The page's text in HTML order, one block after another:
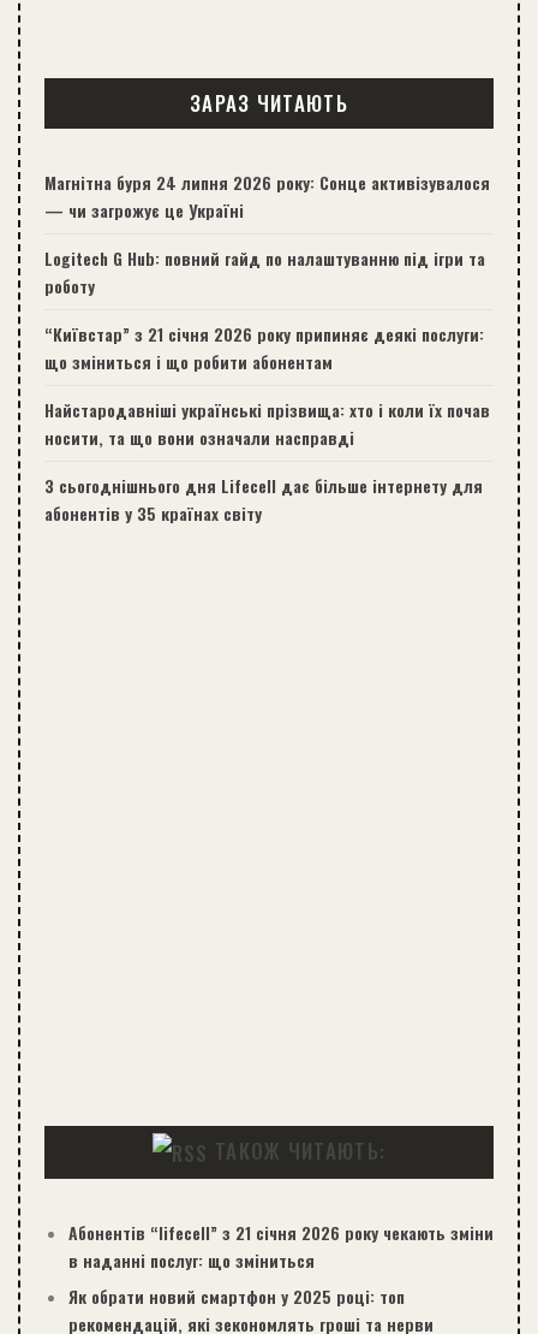
ЗАРАЗ ЧИТАЮТЬ
Магнітна буря 24 липня 2026 року: Сонце активізувалося
— чи загрожує це Україні
Logitech G Hub: повний гайд по налаштуванню під ігри та
роботу
“Київстар” з 21 січня 2026 року припиняє деякі послуги:
що зміниться і що робити абонентам
Найстародавніші українські прізвища: хто і коли їх почав
носити, та що вони означали насправді
З сьогоднішнього дня Lifecell дає більше інтернету для
абонентів у 35 країнах світу
ТАКОЖ ЧИТАЮТЬ:
Абонентів “lifecell” з 21 січня 2026 року чекають зміни
в наданні послуг: що зміниться
Як обрати новий смартфон у 2025 році: топ
рекомендацій, які зекономлять гроші та нерви